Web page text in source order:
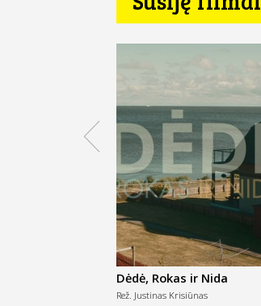
Dėdė, Rokas ir Nida
Rež. Justinas Krisiūnas